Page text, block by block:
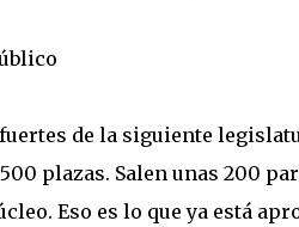
de la siguiente
plazas. Salen unas 200
Eso es lo que ya está